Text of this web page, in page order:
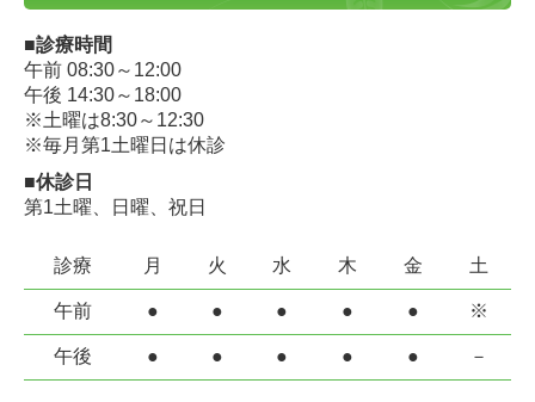
■診療時間
午前 08:30～12:00
午後 14:30～18:00
※土曜は8:30～12:30
※毎月第1土曜日は休診
■休診日
第1土曜、日曜、祝日
診療 月 火 水 木 金 土
午前 ● ● ● ● ● ※
午後 ● ● ● ● ● －